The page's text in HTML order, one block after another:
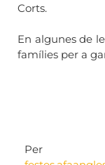
Corts.
En algunes de
famílies per a
Per a